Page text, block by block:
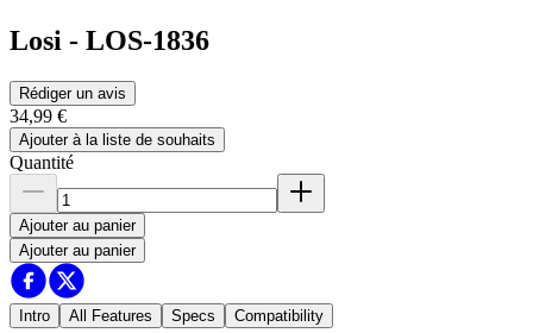
Losi - LOS-1836
Rédiger un avis
34,99 €
Ajouter à la liste de souhaits
Quantité
Ajouter au panier
Ajouter au panier
Intro All Features Specs Compatibility